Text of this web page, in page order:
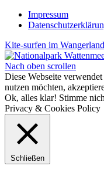
Impressum
Kite-surfen im Wangerland
Nach oben scrollen
Diese Webseite
nutzen möchten,
Ok, alles klar! Stimme
Privacy & Cookies Policy
Schließen